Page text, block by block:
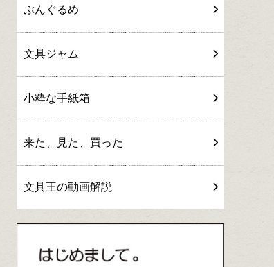
ぶんぐるめ
文具ジャム
小粋な手紙箱
来た、見た、買った
文具王の動画解説